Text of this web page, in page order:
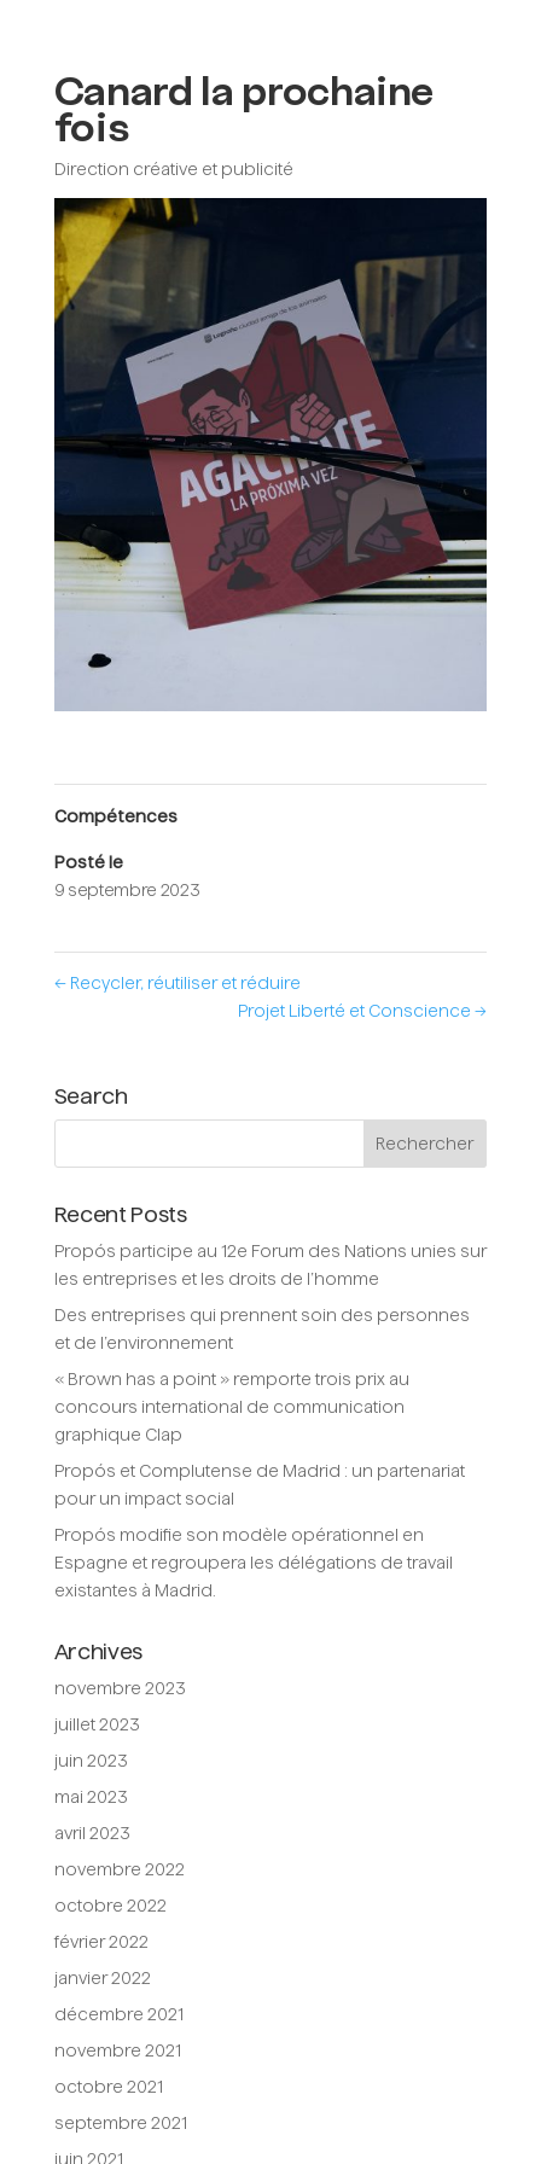
Canard la prochaine
fois
Direction créative et publicité
Compétences
Posté le
9 septembre 2023
←Recycler, réutiliser et réduire
Projet Liberté et Conscience→
Search
Recent Posts
Propós participe au 12e Forum des Nations unies sur
les entreprises et les droits de l’homme
Des entreprises qui prennent soin des personnes
et de l’environnement
« Brown has a point » remporte trois prix au
concours international de communication
graphique Clap
Propós et Complutense de Madrid : un partenariat
pour un impact social
Propós modifie son modèle opérationnel en
Espagne et regroupera les délégations de travail
existantes à Madrid.
Archives
novembre 2023
juillet 2023
juin 2023
mai 2023
avril 2023
novembre 2022
octobre 2022
février 2022
janvier 2022
décembre 2021
novembre 2021
octobre 2021
septembre 2021
juin 2021